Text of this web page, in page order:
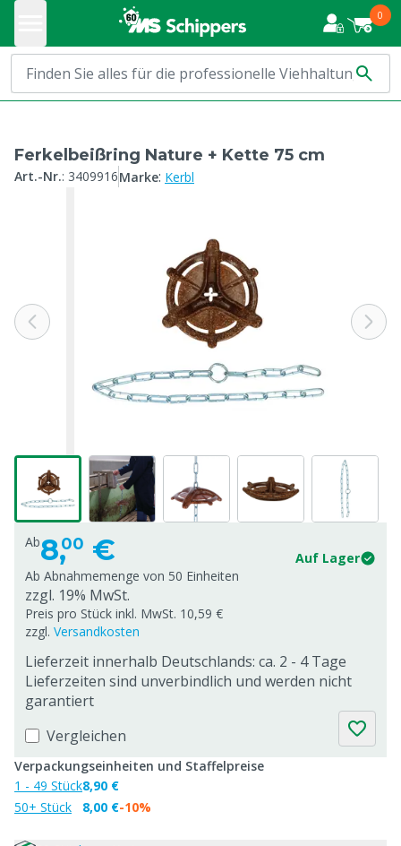
0
Ferkelbeißring Nature + Kette 75 cm
Art.-Nr.: 3409916Marke: Kerbl
Ab8,00 €
Auf Lager
Ab Abnahmemenge von 50 Einheiten
zzgl. 19% MwSt.
Preis pro Stück inkl. MwSt. 10,59 €
zzgl. Versandkosten
Lieferzeit innerhalb Deutschlands: ca. 2 - 4 Tage
Lieferzeiten sind unverbindlich und werden nicht
garantiert
Vergleichen
Verpackungseinheiten und Staffelpreise
1 - 49 Stück
50+ Stück
8,90 €
8,00 €-10%